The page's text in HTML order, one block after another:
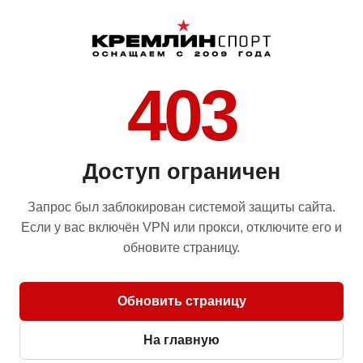
403
Доступ ограничен
Запрос был заблокирован системой защиты сайта.
Если у вас включён VPN или прокси, отключите его и
обновите страницу.
Обновить страницу
На главную